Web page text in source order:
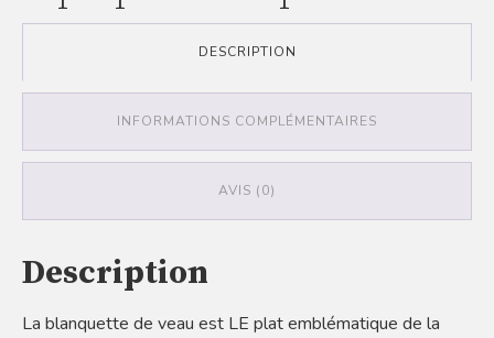
DESCRIPTION
INFORMATIONS COMPLÉMENTAIRES
AVIS (0)
Description
La blanquette de veau est LE plat emblématique de la